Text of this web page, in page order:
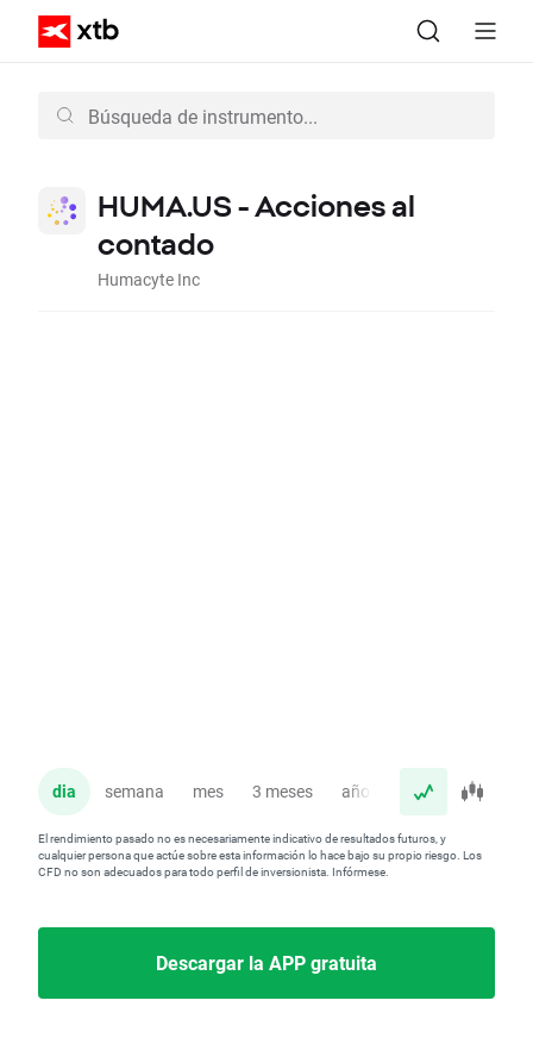
HUMA.US - Acciones al
contado
Humacyte Inc
dia semana mes 3 meses año
El rendimiento pasado no es necesariamente indicativo de resultados futuros, y
cualquier persona que actúe sobre esta información lo hace bajo su propio riesgo. Los
CFD no son adecuados para todo perfil de inversionista. Infórmese.
Descargar la APP gratuita